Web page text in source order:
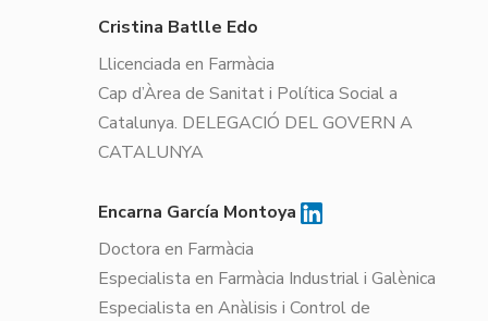
Cristina Batlle Edo
Llicenciada en Farmàcia
Cap d’Àrea de Sanitat i Política Social a
Catalunya. DELEGACIÓ DEL GOVERN A
CATALUNYA
Encarna García Montoya
Doctora en Farmàcia
Especialista en Farmàcia Industrial i Galènica
Especialista en Anàlisis i Control de